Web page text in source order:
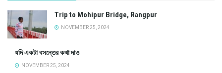
Trip to Mohipur Bridge, Rangpur
NOVEMBER 25, 2024
যদি একটা বসন্তের কথা দাও
NOVEMBER 25, 2024